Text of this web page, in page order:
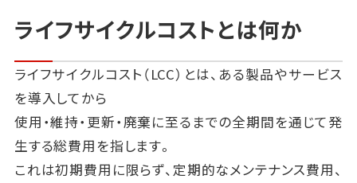
ライフサイクルコストとは何か
ライフサイクルコスト（LCC）とは、ある製品やサービス
を導入してから
使用・維持・更新・廃棄に至るまでの全期間を通じて発
生する総費用を指します。
これは初期費用に限らず、定期的なメンテナンス費用、